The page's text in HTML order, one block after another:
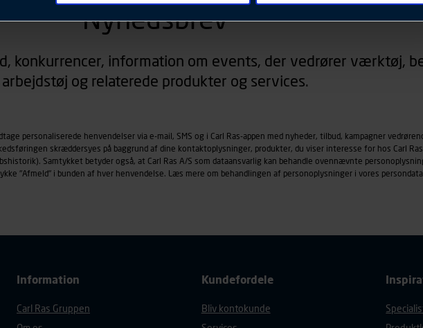
sig på. Til dette formål behandles der personoplysninger om dit foretrukne sprog, og
med det formål at spore besøgende på vores hjemmeside og apps med
vise annoncer, der er relevante (profilering). Til dette formål behandles der
der anvendes.
persondatapolitik, der indeholder yderligere information om behandling af
Nyhedsbrev
konkurrencer, information om events, der vedrører værktøj,
arbejdstøj og relaterede produkter og services.
personaliserede henvendelser via e-mail, SMS og i Carl Ras-appen med nyheder, tilbud, kampagner
skræddersyes på baggrund af dine kontaktoplysninger, produkter, du viser interesse for hos Carl
Samtykket betyder også, at Carl Ras A/S som dataansvarlig kan behandle ovennævnte
"Afmeld" i bunden af hver henvendelse. Læs mere om behandlingen af personoplysninger i vores
Information
Carl Ras Gruppen
Kundefordele
Bliv kontokunde